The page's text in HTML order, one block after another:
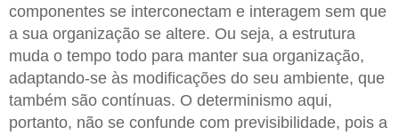
componentes se interconectam e interagem sem que
a sua organização se altere. Ou seja, a estrutura
muda o tempo todo para manter sua organização,
adaptando-se às modificações do seu ambiente, que
também são contínuas. O determinismo aqui,
portanto, não se confunde com previsibilidade, pois a